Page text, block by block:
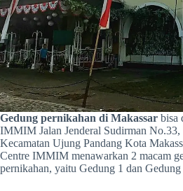
Gedung pernikahan di Makassar bisa
IMMIM Jalan Jenderal Sudirman No.33,
Kecamatan Ujung Pandang Kota
Centre IMMIM menawarkan 2 macam
pernikahan, yaitu Gedung 1 dan Gedung